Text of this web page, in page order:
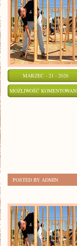
MARZEC - 21 - 2026
MOŻLIWOŚĆ
POSTED BY ADMIN